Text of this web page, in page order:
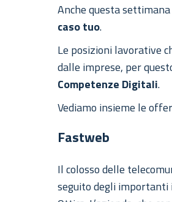
Anche questa
caso tuo.
Le posizioni lavorative
dalle imprese, per
Competenze Digitali.
Vediamo insieme le
Fastweb
Il colosso delle
seguito degli